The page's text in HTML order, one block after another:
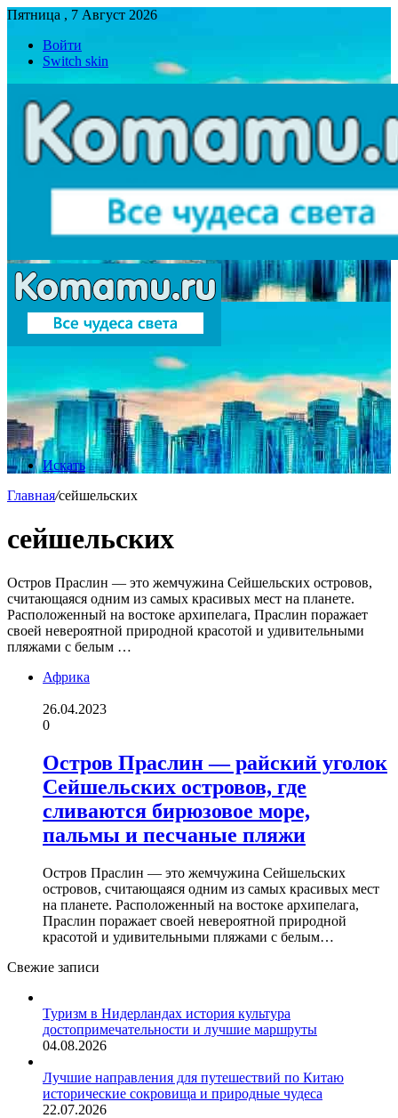
Пятница , 7 Август 2026
Войти
Switch skin
Искать
Главная/сейшельских
сейшельских
Остров Праслин — это жемчужина Сейшельских островов,
считающаяся одним из самых красивых мест на планете.
Расположенный на востоке архипелага, Праслин поражает
своей невероятной природной красотой и удивительными
пляжами с белым …
Африка
26.04.2023
0
Остров Праслин — райский уголок
Сейшельских островов, где
сливаются бирюзовое море,
пальмы и песчаные пляжи
Остров Праслин — это жемчужина Сейшельских
островов, считающаяся одним из самых красивых мест
на планете. Расположенный на востоке архипелага,
Праслин поражает своей невероятной природной
красотой и удивительными пляжами с белым…
Свежие записи
Туризм в Нидерландах история культура
достопримечательности и лучшие маршруты
04.08.2026
Лучшие направления для путешествий по Китаю
исторические сокровища и природные чудеса
22.07.2026